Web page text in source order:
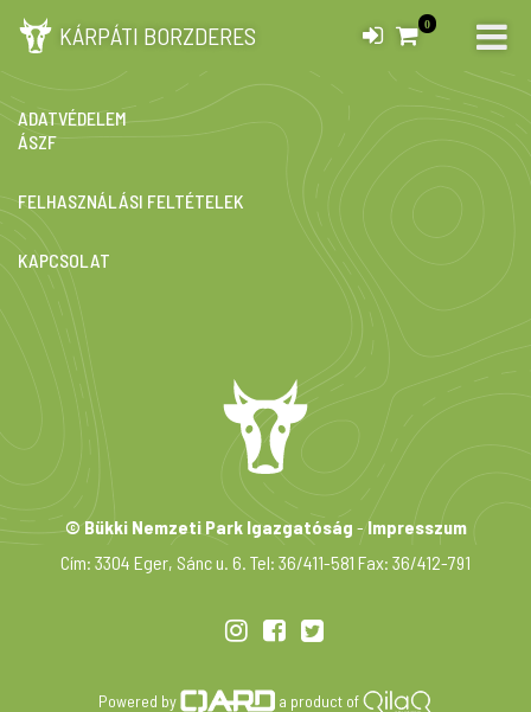
KÁRPÁTI BORZDERES 0
IMPRESSZUM
ADATVÉDELEM
ÁSZF
FELHASZNÁLÁSI FELTÉTELEK
KAPCSOLAT
© Bükki Nemzeti Park Igazgatóság -Impresszum
Cím: 3304 Eger, Sánc u. 6. Tel: 36/411-581 Fax: 36/412-791
Powered by a product of